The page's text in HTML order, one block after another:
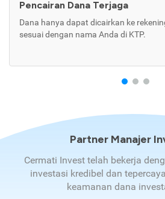
Pencairan Dana Terjaga
Dana hanya dapat dicairkan ke
sesuai dengan nama Anda di KTP.
Partner Manajer
Cermati Invest telah bekerja
investasi kredibel dan
keamanan dana